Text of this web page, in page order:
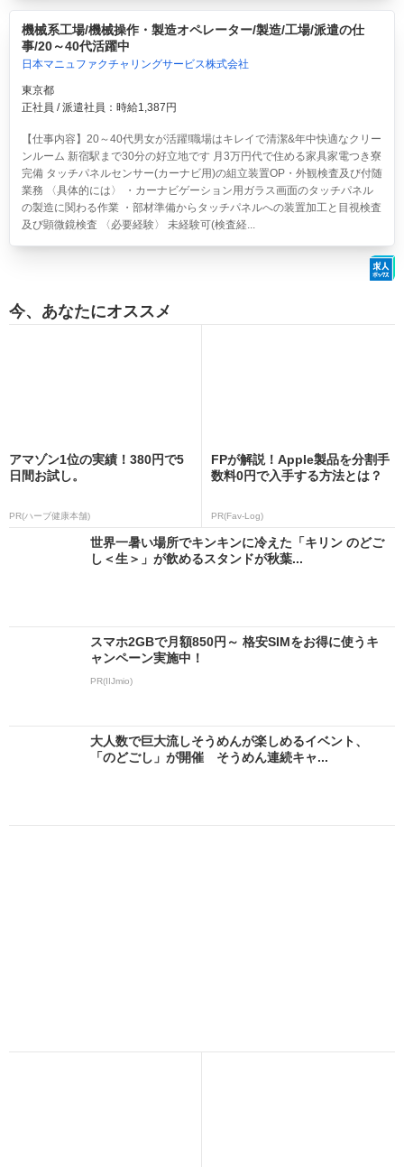
機械系工場/機械操作・製造オペレーター/製造/工場/派遣の仕
事/20～40代活躍中
日本マニュファクチャリングサービス株式会社
東京都
正社員 / 派遣社員：時給1,387円
【仕事内容】20～40代男女が活躍!職場はキレイで清潔&年中快適なクリー
ンルーム 新宿駅まで30分の好立地です 月3万円代で住める家具家電つき寮
完備 タッチパネルセンサー(カーナビ用)の組立装置OP・外観検査及び付随
業務 〈具体的には〉 ・カーナビゲーション用ガラス画面のタッチパネル
の製造に関わる作業 ・部材準備からタッチパネルへの装置加工と目視検査
及び顕微鏡検査 〈必要経験〉 未経験可(検査経...
今、あなたにオススメ
アマゾン1位の実績！380円で5
日間お試し。
PR(ハーブ健康本舗)
FPが解説！Apple製品を分割手
数料0円で入手する方法とは？
PR(Fav-Log)
世界一暑い場所でキンキンに冷えた「キリン のどご
し＜生＞」が飲めるスタンドが秋葉...
スマホ2GBで月額850円～ 格安SIMをお得に使うキ
ャンペーン実施中！
PR(IIJmio)
大人数で巨大流しそうめんが楽しめるイベント、
「のどごし」が開催 そうめん連続キャ...